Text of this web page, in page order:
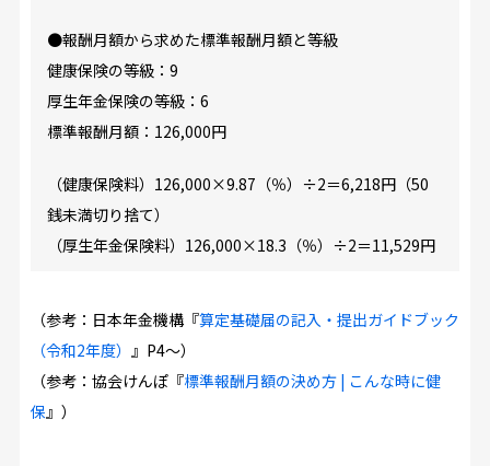
●報酬月額から求めた標準報酬月額と等級
健康保険の等級：9
厚生年金保険の等級：6
標準報酬月額：126,000円
（健康保険料）126,000×9.87（％）÷2＝6,218円（50
銭未満切り捨て）
（厚生年金保険料）126,000×18.3（％）÷2＝11,529円
（参考：日本年金機構『算定基礎届の記入・提出ガイドブック
（令和2年度） 』P4～）
（参考：協会けんぽ『標準報酬月額の決め方 | こんな時に健
保』）